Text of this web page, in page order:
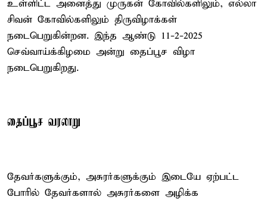
உள்ளிட்ட அனைத்து முருகன் கோவில்களிலும், எல்லா
சிவன் கோவில்களிலும் திருவிழாக்கள்
நடைபெறுகின்றன. இந்த ஆண்டு 11-2-2025
செவ்வாய்க்கிழமை அன்று தைப்பூச விழா
நடைபெறுகிறது.
தைப்பூச வரலாறு
தேவர்களுக்கும், அசுரர்களுக்கும் இடையே ஏற்பட்ட
போரில் தேவர்களால் அசுரர்களை அழிக்க